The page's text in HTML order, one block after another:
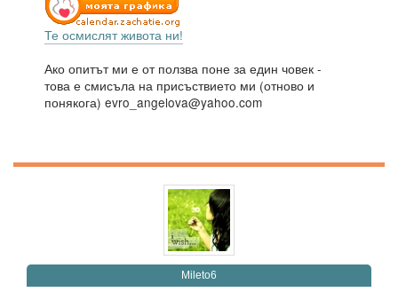
Те осмислят живота ни!
Ако опитът ми е от ползва поне за един човек -
това е смисъла на присъствието ми (отново и
понякога) evro_angelova@yahoo.com
Mileto6